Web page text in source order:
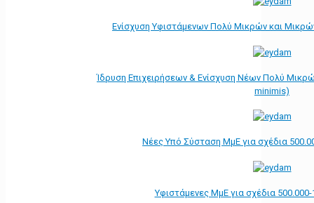
Ενίσχυση Υφιστάμενων Πολύ Μικρών και
Ίδρυση Επιχειρήσεων & Ενίσχυση Νέων Πολύ
minimis)
Νέες Υπό Σύσταση ΜμΕ για σχέδια
Υφιστάμενες ΜμΕ για σχέδια